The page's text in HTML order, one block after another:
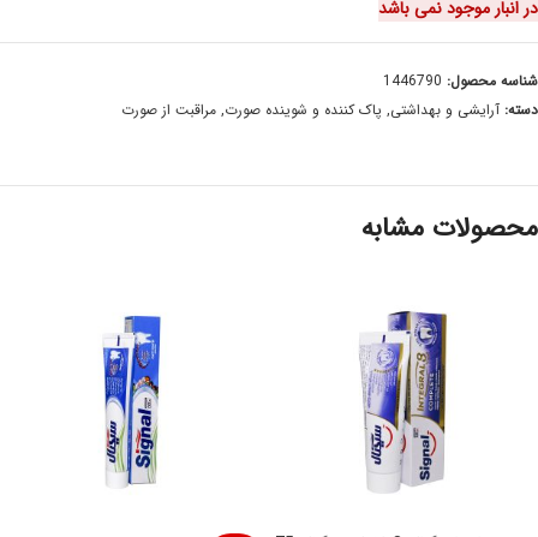
در انبار موجود نمی باشد
شناسه محصول: 1446790
دسته: آرایشی و بهداشتی, پاک کننده و شوینده صورت, مراقبت از صورت
محصولات مشابه